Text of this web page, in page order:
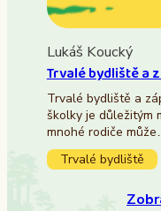
Lukáš Koucký
Trvalé bydliště a
Trvalé bydliště a
školky je důležitým
mnohé rodiče
Trvalé bydliště